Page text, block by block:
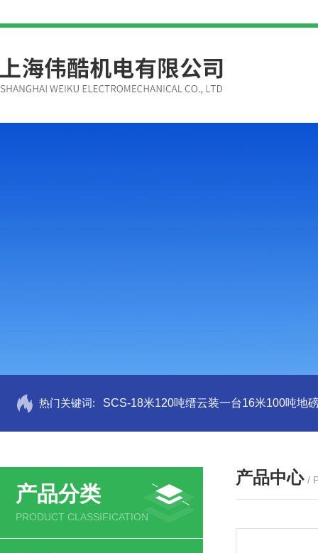
热门关键词: SCS-18米120吨缙云装一台16米100吨地
产品分类
PRODUCT CLASSIFICATION
产品中心 /